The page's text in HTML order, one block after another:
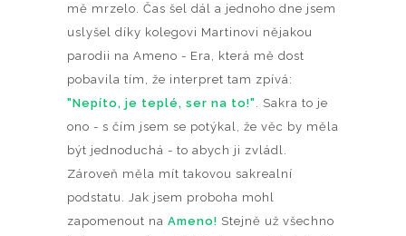
mě mrzelo. Čas šel dál a jednoho dne jsem
uslyšel díky kolegovi Martinovi nějakou
parodii na Ameno - Era, která mě dost
pobavila tím, že interpret tam zpívá:
"Nepíto, je teplé, ser na to!" . Sakra to je
ono - s čím jsem se potýkal, že věc by měla
být jednoduchá - to abych ji zvládl.
Zároveň měla mít takovou sakrealní
podstatu. Jak jsem proboha mohl
zapomenout na Ameno! Stejně už všechno